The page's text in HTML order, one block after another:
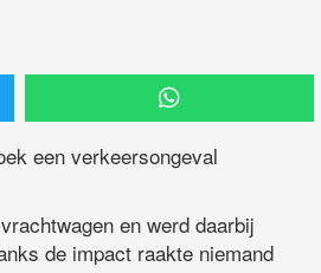
een verkeersongeval
en werd daarbij
de impact raakte niemand